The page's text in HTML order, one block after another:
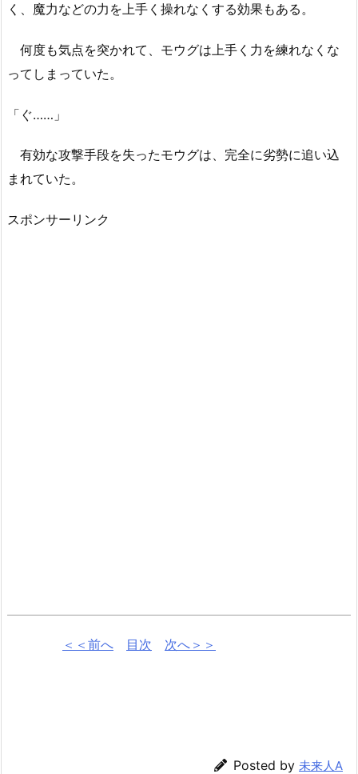
く、魔力などの力を上手く操れなくする効果もある。
何度も気点を突かれて、モウグは上手く力を練れなくな
ってしまっていた。
「ぐ……」
有効な攻撃手段を失ったモウグは、完全に劣勢に追い込
まれていた。
スポンサーリンク
＜＜前へ 目次 次へ＞＞
Posted by 未来人A